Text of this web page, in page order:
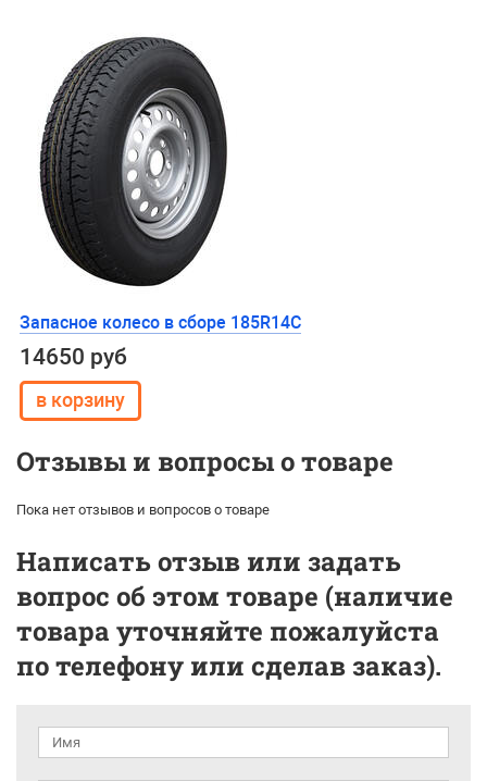
Запасное колесо в сборе 185R14C
14650 руб
Отзывы и вопросы о товаре
Пока нет отзывов и вопросов о товаре
Написать отзыв или задать
вопрос об этом товаре (наличие
товара уточняйте пожалуйста
по телефону или сделав заказ).